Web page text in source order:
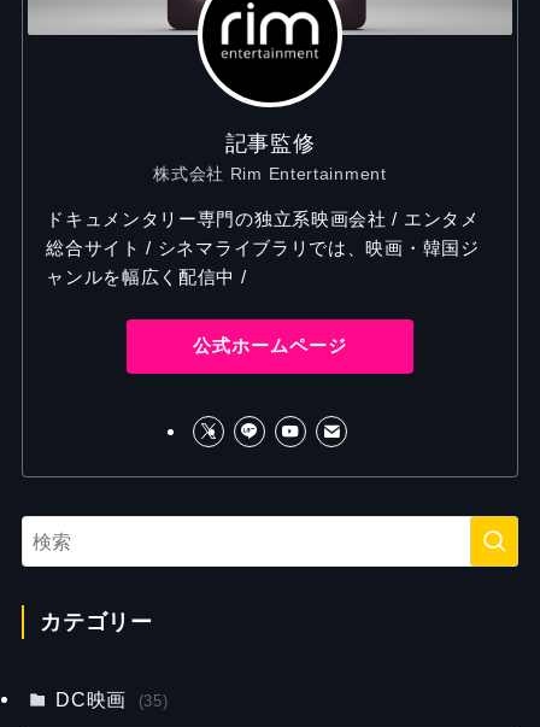
記事監修
株式会社 Rim Entertainment
ドキュメンタリー専門の独立系映画会社 / エンタメ
総合サイト / シネマライブラリでは、映画・韓国ジ
ャンルを幅広く配信中 /
公式ホームページ
カテゴリー
DC映画 (35)